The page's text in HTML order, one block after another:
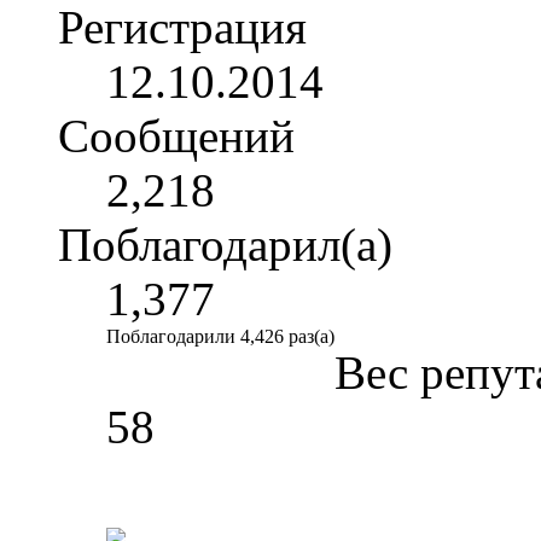
Регистрация
12.10.2014
Сообщений
2,218
Поблагодарил(а)
1,377
Поблагодарили 4,426 раз(а)
Вес
58